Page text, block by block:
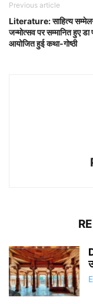
Previous article
Literature: साहित्य
जन्मोत्सव पर सम्मानित हुए डा
आयोजित हुई कथा-गोष्ठी